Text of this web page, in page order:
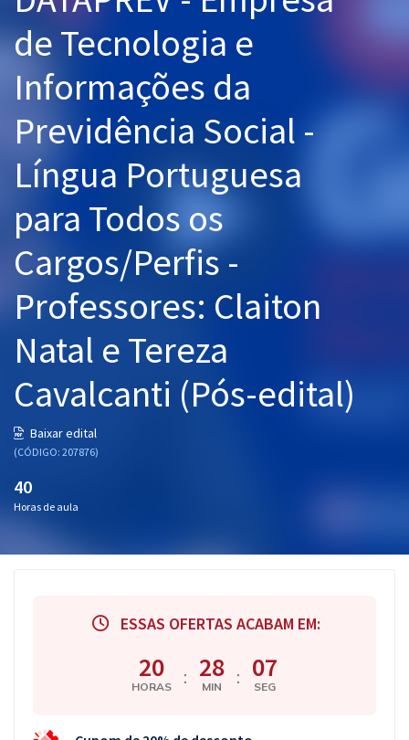
Graduação
OAB
Mentorias
Questões grátis
Conteúdo gratuito
Blog
Aprovados
Atendimento
de Tecnologia e
Informações da
Previdência Social -
Língua Portuguesa
para Todos os
Cargos/Perfis -
Professores: Claiton
Natal e Tereza
Cavalcanti (Pós-edital)
Baixar edital
(CÓDIGO: 207876)
40
Horas de aula
ESSAS OFERTAS ACABAM EM:
20
HORAS : 28
MIN : 06
SEG